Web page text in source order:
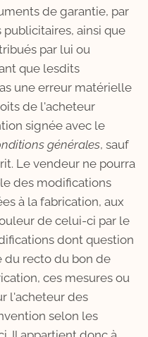
de garantie, par
ainsi que
par lui ou
que lesdits
une erreur matérielle
de l'acheteur
signée avec le
générales, sauf
Le vendeur ne pourra
des modifications
à la fabrication, aux
de celui-ci par le
dont question
du recto du bon de
ces mesures ou
l'acheteur des
selon les